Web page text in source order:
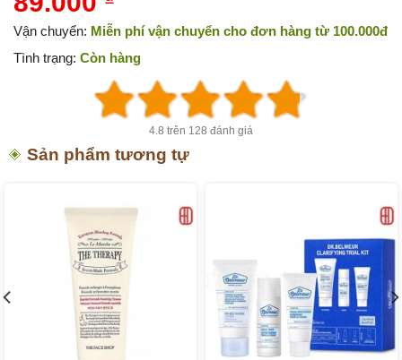
là:
149.000 ₫.
tại
là:
89.000 ₫.
Vận chuyển: Miễn phí vận chuyển cho đơn hàng từ 100.000đ
Tình trạng: Còn hàng
4.8 trên 128 đánh giá
Sản phẩm tương tự